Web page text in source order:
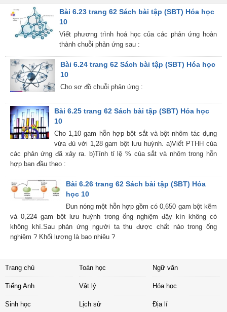
Bài 6.23 trang 62 Sách bài tập (SBT) Hóa học
10
Viết phương trình hoá học của các phản ứng hoàn
thành chuỗi phản ứng sau :
Bài 6.24 trang 62 Sách bài tập (SBT) Hóa học
10
Cho sơ đồ chuỗi phản ứng :
Bài 6.25 trang 62 Sách bài tập (SBT) Hóa học
10
Cho 1,10 gam hỗn hợp bột sắt và bột nhôm tác dụng
vừa đủ với 1,28 gam bột lưu huỳnh. a)Viết PTHH của
các phản ứng đã xảy ra. b)Tính tỉ lệ % của sắt và nhôm trong hỗn
hợp ban đầu theo :
Bài 6.26 trang 62 Sách bài tập (SBT) Hóa
học 10
Đun nóng một hỗn hợp gồm có 0,650 gam bột kẽm
và 0,224 gam bột lưu huỳnh trong ống nghiệm đậy kín không có
không khí.Sau phản ứng người ta thu được chất nào trong ống
nghiệm ? Khối lượng là bao nhiêu ?
Trang chủ Toán học Ngữ văn
Tiếng Anh Vật lý Hóa học
Sinh học Lịch sử Địa lí